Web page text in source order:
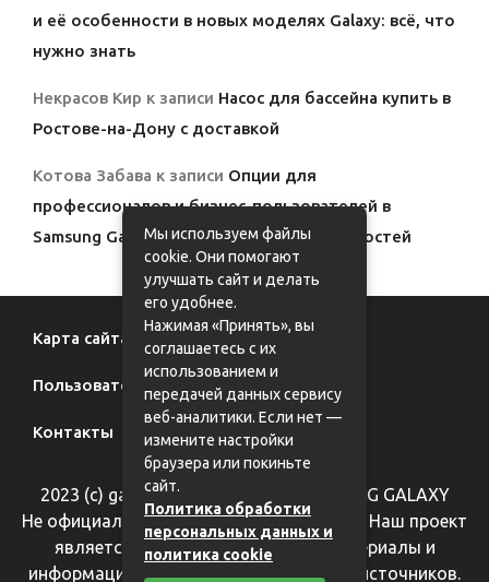
и её особенности в новых моделях Galaxy: всё, что
нужно знать
Некрасов Кир к записи Насос для бассейна купить в
Ростове-на-Дону с доставкой
Котова Забава к записи Опции для
профессионалов и бизнес-пользователей в
Samsung Galaxy: полный обзор возможностей
Карта сайта
Пользовательское соглашение
Контакты
2023 (с) galaxy62.ru - фан-сайт SAMSUNG GALAXY
Не официальный информационный сайт. Наш проект
является справочным, все фотоматериалы и
информация взяты из общедоступных источников.
Мы используем файлы
cookie. Они помогают
улучшать сайт и делать
его удобнее.
Нажимая «Принять», вы
соглашаетесь с их
использованием и
передачей данных сервису
веб-аналитики. Если нет —
измените настройки
браузера или покиньте
сайт.
Политика обработки
персональных данных и
политика cookie